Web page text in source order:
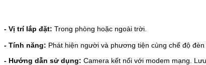
- Vị trí lắp đặt: Trong phòng hoặc ngoài trời.
- Tính năng: Phát hiện người và phương tiện cùng chế độ đèn
- Hướng dẫn sử dụng: Camera kết nối với modem mạng.